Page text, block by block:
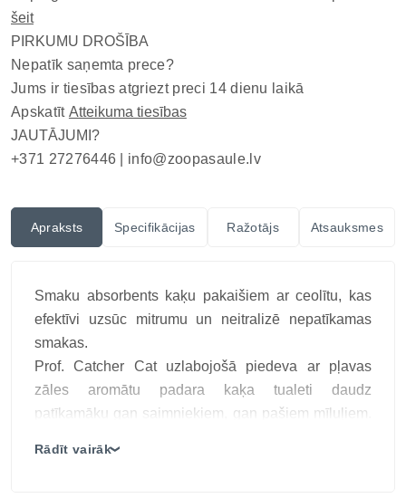
šeit
PIRKUMU DROŠĪBA
Nepatīk saņemta prece?
Jums ir tiesības atgriezt preci 14 dienu laikā
Apskatīt Atteikuma tiesības
JAUTĀJUMI?
+371 27276446 | info@zoopasaule.lv
Apraksts Specifikācijas Ražotājs Atsauksmes
Smaku absorbents kaķu pakaišiem ar ceolītu, kas
efektīvi uzsūc mitrumu un neitralizē nepatīkamas
smakas.
Prof. Catcher Cat uzlabojošā piedeva ar pļavas
zāles aromātu padara kaķa tualeti daudz
patīkamāku gan saimniekiem, gan pašiem mīluļiem.
Rādīt vairāk❯